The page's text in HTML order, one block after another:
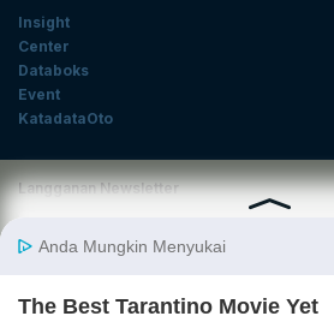
Insight
Center
Databoks
Event
KatadataOto
Langganan Newsletter